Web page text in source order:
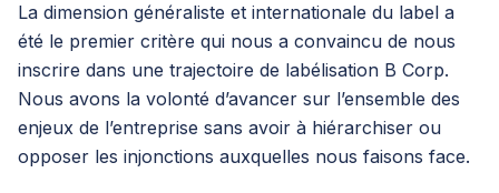
La dimension généraliste et internationale du label a
été le premier critère qui nous a convaincu de nous
inscrire dans une trajectoire de labélisation B Corp.
Nous avons la volonté d’avancer sur l’ensemble des
enjeux de l’entreprise sans avoir à hiérarchiser ou
opposer les injonctions auxquelles nous faisons face.